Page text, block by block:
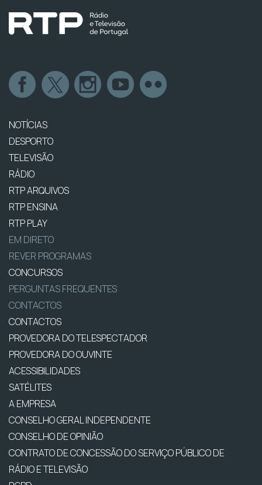
NOTÍCIAS
DESPORTO
TELEVISÃO
RÁDIO
RTP ARQUIVOS
RTP ENSINA
RTP PLAY
EM DIRETO
REVER PROGRAMAS
CONCURSOS
PERGUNTAS FREQUENTES
CONTACTOS
CONTACTOS
PROVEDORA DO TELESPECTADOR
PROVEDORA DO OUVINTE
ACESSIBILIDADES
SATÉLITES
A EMPRESA
CONSELHO GERAL INDEPENDENTE
CONSELHO DE OPINIÃO
CONTRATO DE CONCESSÃO DO SERVIÇO PÚBLICO DE
RÁDIO E TELEVISÃO